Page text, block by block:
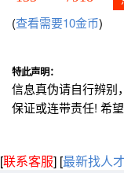
(查看需要10金币)
特此声明：
信息真伪请自行辨别
保证或连带责任! 希
[联系客服] [最新找人才